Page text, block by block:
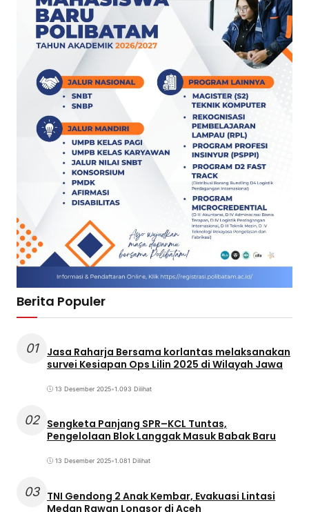
Berita Populer
01
Jasa Raharja Bersama korlantas melaksanakan
survei Kesiapan Ops Lilin 2025 di Wilayah Jawa
13 Desember 2025•1.093 Dilihat
02 Sengketa Panjang SPR–KCL Tuntas,
Pengelolaan Blok Langgak Masuk Babak Baru
13 Desember 2025•1.081 Dilihat
03 TNI Gendong 2 Anak Kembar, Evakuasi Lintasi
Medan Rawan Longsor di Aceh